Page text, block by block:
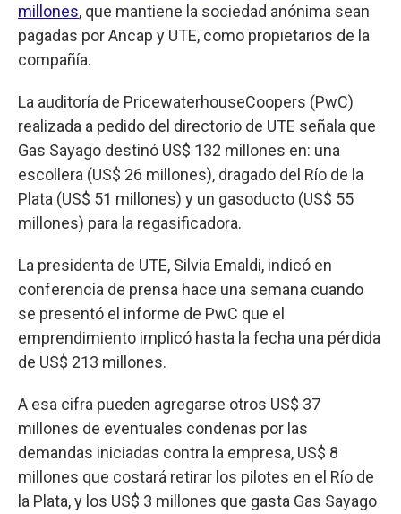
millones, que mantiene la sociedad anónima sean
pagadas por Ancap y UTE, como propietarios de la
compañía.
La auditoría de PricewaterhouseCoopers (PwC)
realizada a pedido del directorio de UTE señala que
Gas Sayago destinó US$ 132 millones en: una
escollera (US$ 26 millones), dragado del Río de la
Plata (US$ 51 millones) y un gasoducto (US$ 55
millones) para la regasificadora.
La presidenta de UTE, Silvia Emaldi, indicó en
conferencia de prensa hace una semana cuando
se presentó el informe de PwC que el
emprendimiento implicó hasta la fecha una pérdida
de US$ 213 millones.
A esa cifra pueden agregarse otros US$ 37
millones de eventuales condenas por las
demandas iniciadas contra la empresa, US$ 8
millones que costará retirar los pilotes en el Río de
la Plata, y los US$ 3 millones que gasta Gas Sayago